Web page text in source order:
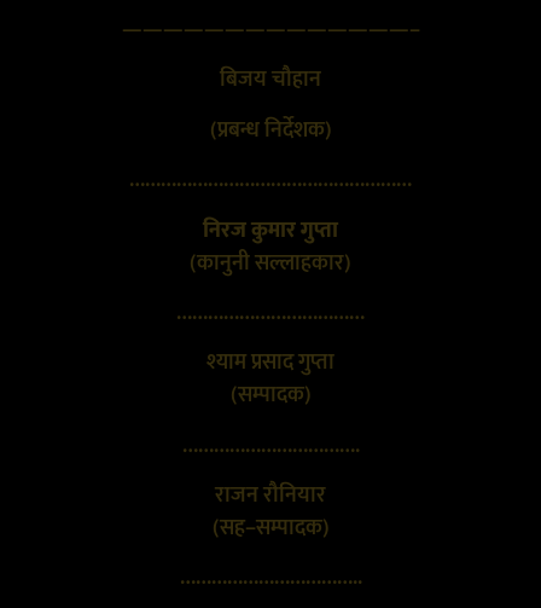
——————————————–
बिजय चौहान
(प्रबन्ध निर्देशक)
………………………………………………
निरज कुमार गुप्ता
(कानुनी सल्लाहकार)
………………………………
श्याम प्रसाद गुप्ता
(सम्पादक)
…………………………….
राजन रौनियार
(सह–सम्पादक)
……………………………..